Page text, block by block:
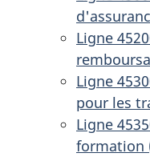
Ligne
Ligne
pour les
Ligne
formation